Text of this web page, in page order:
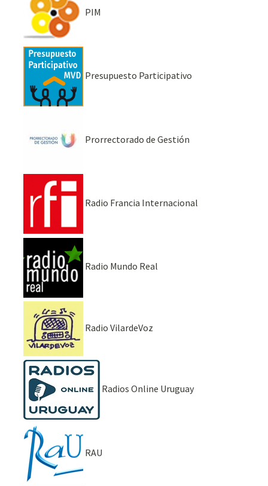
PIM
Presupuesto Participativo
Prorrectorado de Gestión
Radio Francia Internacional
Radio Mundo Real
Radio VilardeVoz
Radios Online Uruguay
RAU